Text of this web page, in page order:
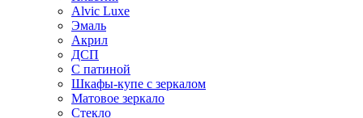
Alvic Luxe
Эмаль
Акрил
ДСП
С патиной
Шкафы-купе с зеркалом
Матовое зеркало
Стекло